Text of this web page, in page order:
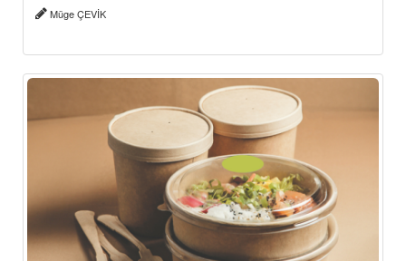
Müge ÇEVİK